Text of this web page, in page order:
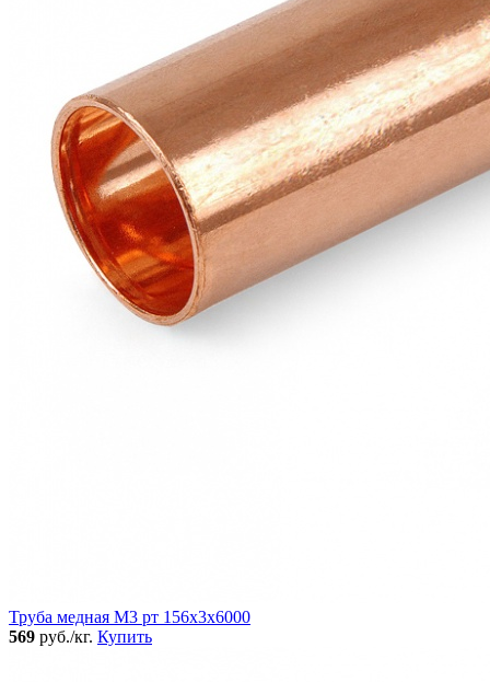
Труба медная М3 рт 156х3х6000
569 руб./кг. Купить